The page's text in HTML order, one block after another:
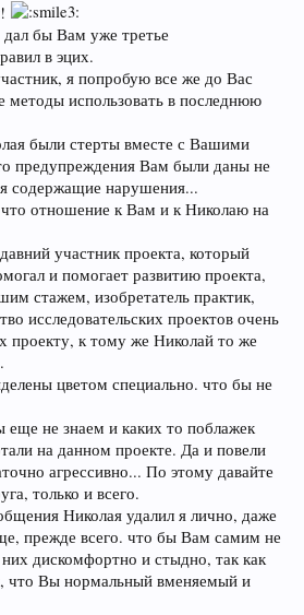
бы Вам уже третье
в эцих.
я попробую все же до Вас
методы использовать в последнюю
были стерты вместе с Вашими
предупреждения Вам были даны не
содержащие нарушения...
отношение к Вам и к Николаю на
участник проекта, который
и помогает развитию проекта,
стажем, изобретатель практик,
исследовательских проектов очень
проекту, к тому же Николай то же
цветом специально. что бы не
не знаем и каких то поблажек
на данном проекте. Да и повели
агрессивно... По этому давайте
только и всего.
Николая удалил я лично, даже
прежде всего. что бы Вам самим не
дискомфортно и стыдно, так как
что Вы нормальный вменяемый и